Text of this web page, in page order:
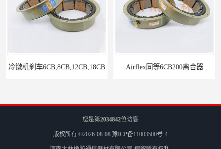
Airflex同等6CB200离合器
您是第2034842位访客
版权所有 ©2026-08-08 豫ICP备11003500号-4